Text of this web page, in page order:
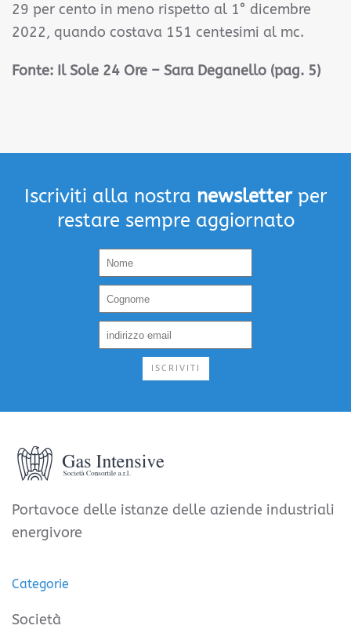
29 per cento in meno rispetto al 1° dicembre
2022, quando costava 151 centesimi al mc.
Fonte: Il Sole 24 Ore – Sara Deganello (pag. 5)
Iscriviti alla nostra newsletterper
restare sempre aggiornato
ISCRIVITI
Portavoce delle istanze delle aziende industriali
energivore
Categorie
Società